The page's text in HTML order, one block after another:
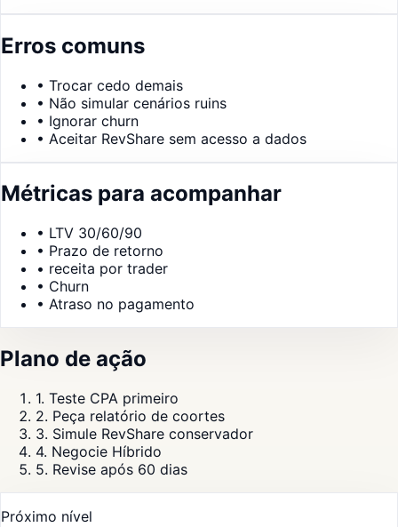
Erros comuns
• Trocar cedo demais
• Não simular cenários ruins
• Ignorar churn
• Aceitar RevShare sem acesso a dados
Métricas para acompanhar
• LTV 30/60/90
• Prazo de retorno
• receita por trader
• Churn
• Atraso no pagamento
Plano de ação
1. Teste CPA primeiro
2. Peça relatório de coortes
3. Simule RevShare conservador
4. Negocie Híbrido
5. Revise após 60 dias
Próximo nível